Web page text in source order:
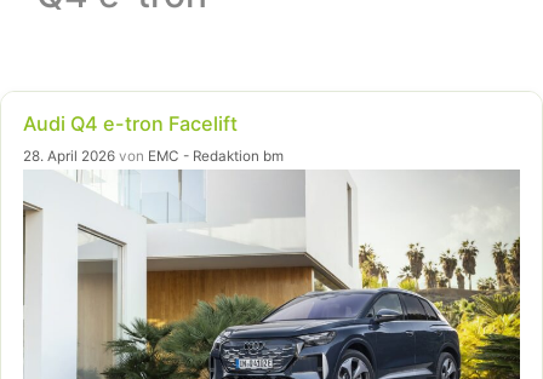
Audi Q4 e-tron Facelift
28. April 2026 von EMC - Redaktion bm